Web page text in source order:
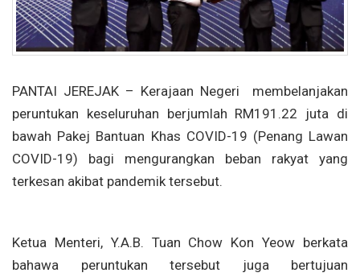
PANTAI JEREJAK – Kerajaan Negeri
membelanjakan
peruntukan keseluruhan berjumlah RM191.22 juta di
bawah Pakej Bantuan Khas COVID-19 (Penang Lawan
COVID-19) bagi mengurangkan beban rakyat yang
terkesan akibat pandemik tersebut.
Ketua Menteri, Y.A.B. Tuan Chow Kon Yeow berkata
bahawa peruntukan tersebut juga bertujuan